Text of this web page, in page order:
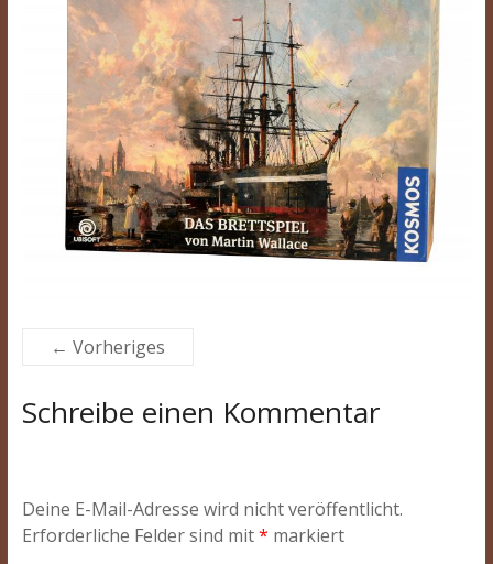
← Vorheriges
Schreibe einen Kommentar
Deine E-Mail-Adresse wird nicht veröffentlicht.
Erforderliche Felder sind mit* markiert